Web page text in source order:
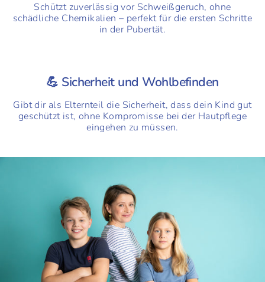
Schützt zuverlässig vor Schweißgeruch, ohne
schädliche Chemikalien – perfekt für die ersten Schritte
in der Pubertät.
💪 Sicherheit und Wohlbefinden
Gibt dir als Elternteil die Sicherheit, dass dein Kind gut
geschützt ist, ohne Kompromisse bei der Hautpflege
eingehen zu müssen.